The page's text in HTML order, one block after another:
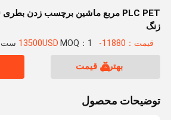
زنگ
قیمت：11880-13500USD MOQ：1 ست
بهترین قیمت
توضیحات محصول